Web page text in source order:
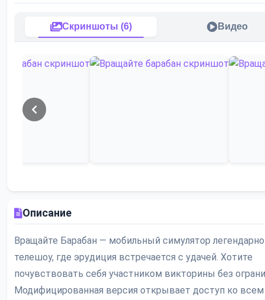
Скриншоты (6) Видео
Описание
Вращайте Барабан — мобильный симулятор
телешоу, где эрудиция встречается с удачей. Хотите
почувствовать себя участником викторины без
Модифицированная версия открывает доступ ко всем